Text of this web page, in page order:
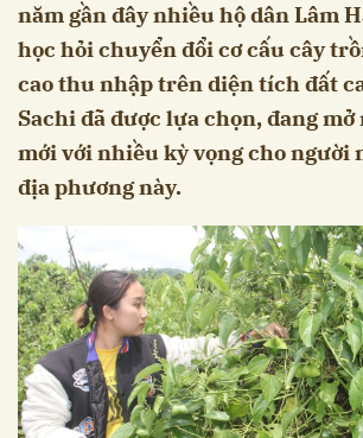
năm gần đây nhiều hộ dân Lâm
học hỏi chuyển đổi cơ cấu cây
cao thu nhập trên diện tích đất
Sachi đã được lựa chọn, đang
mới với nhiều kỳ vọng cho người
địa phương này.